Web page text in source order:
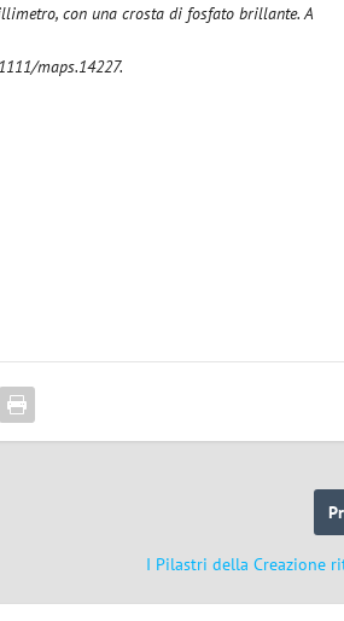
con una crosta di fosfato brillante. A
maps.14227.
I Pilastri della Creazione